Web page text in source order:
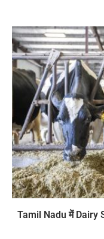
Tamil Nadu में Dairy